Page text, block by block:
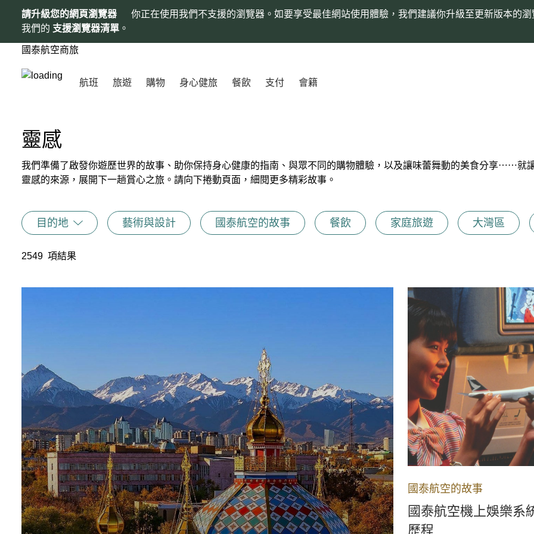
請升級您的網頁瀏覽器
你正在使用我們不支援的瀏覽器。如要享受最佳網站使用體驗，我們建議你升級至更新版本的
我們的 支援瀏覽器清單 。
國泰航空商旅
航班 旅遊 購物 身心健旅 餐飲 支付 會籍
靈感
我們準備了啟發你遊歷世界的故事、助你保持身心健康的指南、與眾不同的購物體驗，以及讓味蕾舞動的美食分享⋯⋯就
靈感的來源，展開下一趟賞心之旅。請向下捲動頁面，細閱更多精彩故事。
目的地 藝術與設計 國泰航空的故事 餐飲 家庭旅遊 大灣區
2549 項結果
國泰航空的故事
國泰航空機上娛樂系
歷程